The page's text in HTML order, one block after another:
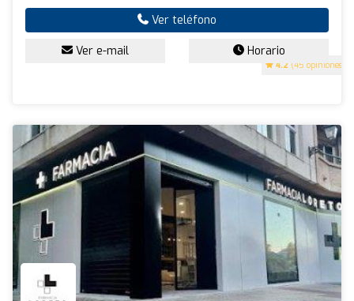
4.2 (45 opiniones)
Ver teléfono
Ver e-mail Horario